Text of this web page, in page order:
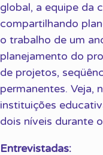
global, a equipe da
compartilhando
o trabalho de um
planejamento do
de projetos,
permanentes. Veja,
instituições
dois níveis durante
Entrevistadas: